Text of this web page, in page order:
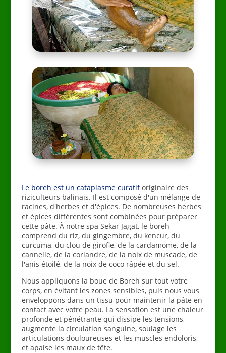
Le boreh est un cataplasme curatiforiginaire des
riziculteurs balinais. Il est composé d'un mélange de
racines, d'herbes et d'épices. De nombreuses herbes
et épices différentes sont combinées pour préparer
cette pâte. À notre spa Sekar Jagat, le boreh
comprend du riz, du gingembre, du kencur, du
curcuma, du clou de girofle, de la cardamome, de la
cannelle, de la coriandre, de la noix de muscade, de
l'anis étoilé, de la noix de coco râpée et du sel.
Nous appliquons la boue de Boreh sur tout votre
corps, en évitant les zones sensibles, puis nous vous
enveloppons dans un tissu pour maintenir la pâte en
contact avec votre peau. La sensation est une chaleur
profonde et pénétrante qui dissipe les tensions,
augmente la circulation sanguine, soulage les
articulations douloureuses et les muscles endoloris,
et apaise les maux de tête.